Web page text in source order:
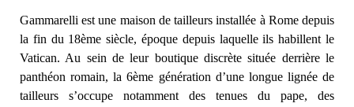
Gammarelli est une maison de tailleurs installée à Rome depuis
la fin du 18ème siècle, époque depuis laquelle ils habillent le
Vatican. Au sein de leur boutique discrète située derrière le
panthéon romain, la 6ème génération d’une longue lignée de
tailleurs s’occupe notamment des tenues du pape, des